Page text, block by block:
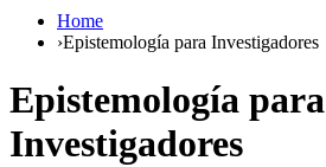
Home
›Epistemología para Investigadores
Epistemología para
Investigadores